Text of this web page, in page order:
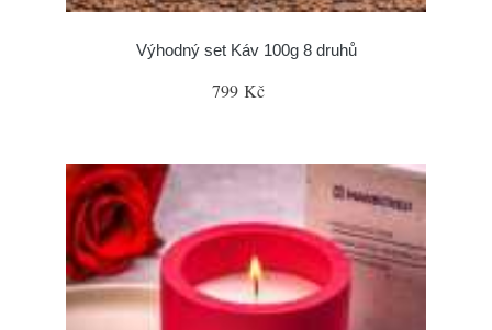
Výhodný set Káv 100g 8 druhů
799 Kč